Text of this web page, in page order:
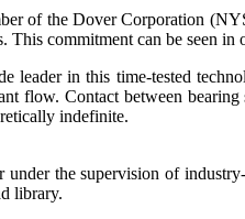
of the Dover Corporation
This commitment can be seen in
in this time-tested
Contact between
indefinite.
the supervision of
library.